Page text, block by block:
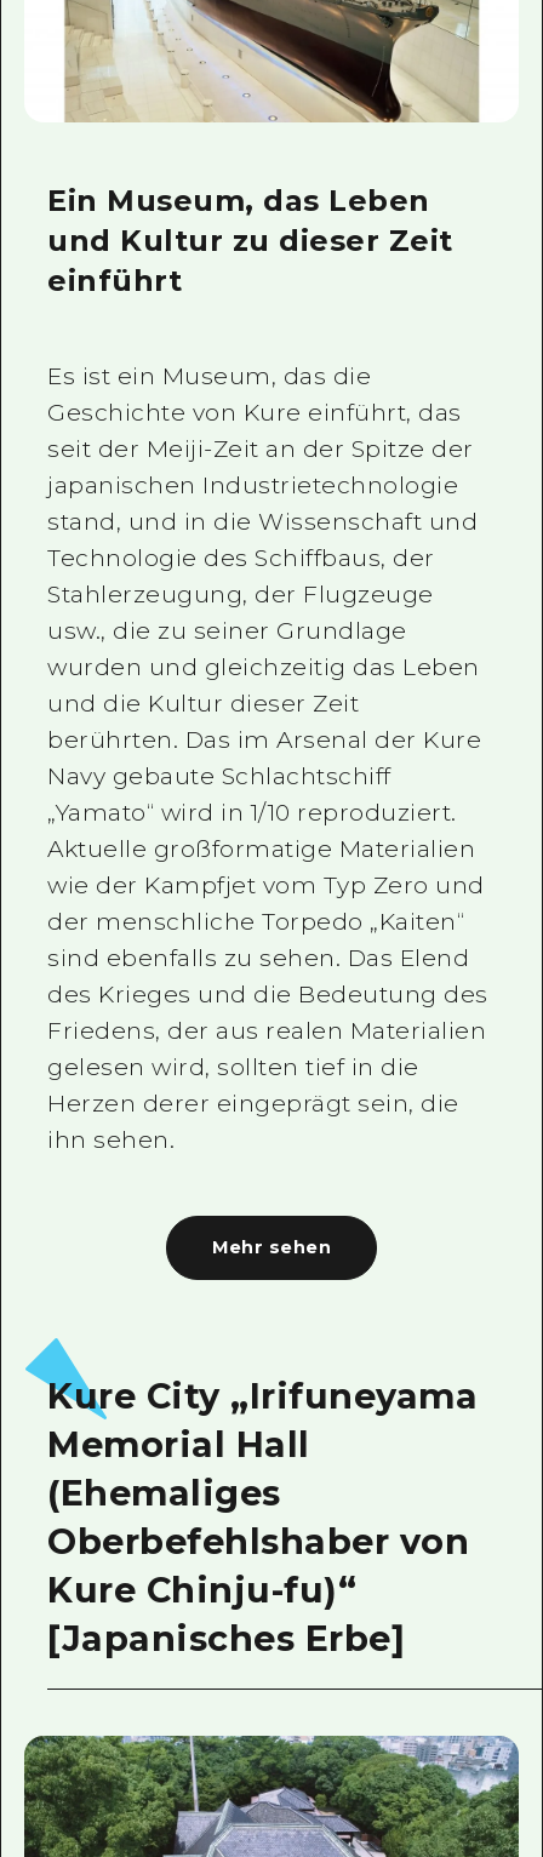
Ein Museum, das Leben
und Kultur zu dieser Zeit
einführt
Es ist ein Museum, das die
Geschichte von Kure einführt, das
seit der Meiji-Zeit an der Spitze der
japanischen Industrietechnologie
stand, und in die Wissenschaft und
Technologie des Schiffbaus, der
Stahlerzeugung, der Flugzeuge
usw., die zu seiner Grundlage
wurden und gleichzeitig das Leben
und die Kultur dieser Zeit
berührten. Das im Arsenal der Kure
Navy gebaute Schlachtschiff
„Yamato“ wird in 1/10 reproduziert.
Aktuelle großformatige Materialien
wie der Kampfjet vom Typ Zero und
der menschliche Torpedo „Kaiten“
sind ebenfalls zu sehen. Das Elend
des Krieges und die Bedeutung des
Friedens, der aus realen Materialien
gelesen wird, sollten tief in die
Herzen derer eingeprägt sein, die
ihn sehen.
Mehr sehen
Kure City „Irifuneyama
Memorial Hall
(Ehemaliges
Oberbefehlshaber von
Kure Chinju-fu)“
[Japanisches Erbe]